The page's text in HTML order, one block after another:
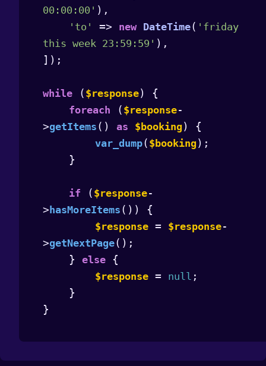
00:00:00' ),
'to' => new DateTime( 'friday
this week 23:59:59' ),
]);
while ( $response) {
foreach ( $response-
>getItems () as $booking ) {
var_dump( $booking );
if ( $response-
> hasMoreItems ()) {
$response = $response-
>getNextPage();
    }
else {
$response = null ;
}